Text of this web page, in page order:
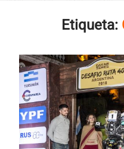
Etiqueta: